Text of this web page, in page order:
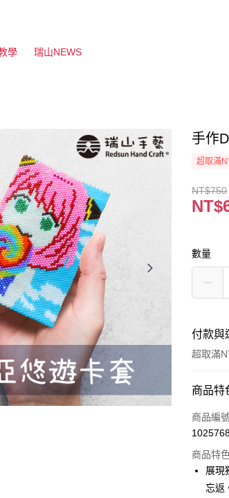
學 瑞山NEWS
手作
超取滿
NT$750
數量
付款與
超取滿
付款方
信用卡
Apple
街口支
商品特
商品編
商品特色
展現
忘返